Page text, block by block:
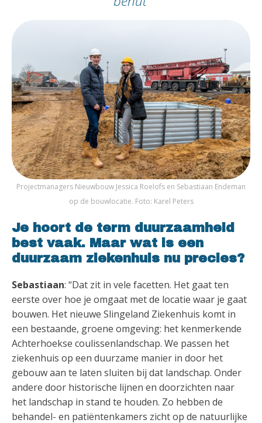
Projectmanagers Nieuwbouw Jessica Roelofs en Sebastiaan Endeman
op de bouwlocatie. Foto: Karel Peters
Je hoort de term duurzaamheid
best vaak. Maar wat is een
duurzaam ziekenhuis nu precies?
Sebastiaan: “Dat zit in vele facetten. Het gaat ten
eerste over hoe je omgaat met de locatie waar je gaat
bouwen. Het nieuwe Slingeland Ziekenhuis komt in
een bestaande, groene omgeving: het kenmerkende
Achterhoekse coulissenlandschap. We passen het
ziekenhuis op een duurzame manier in door het
gebouw aan te laten sluiten bij dat landschap. Onder
andere door historische lijnen en doorzichten naar
het landschap in stand te houden. Zo hebben de
behandel- en patiëntenkamers zicht op de natuurlijke